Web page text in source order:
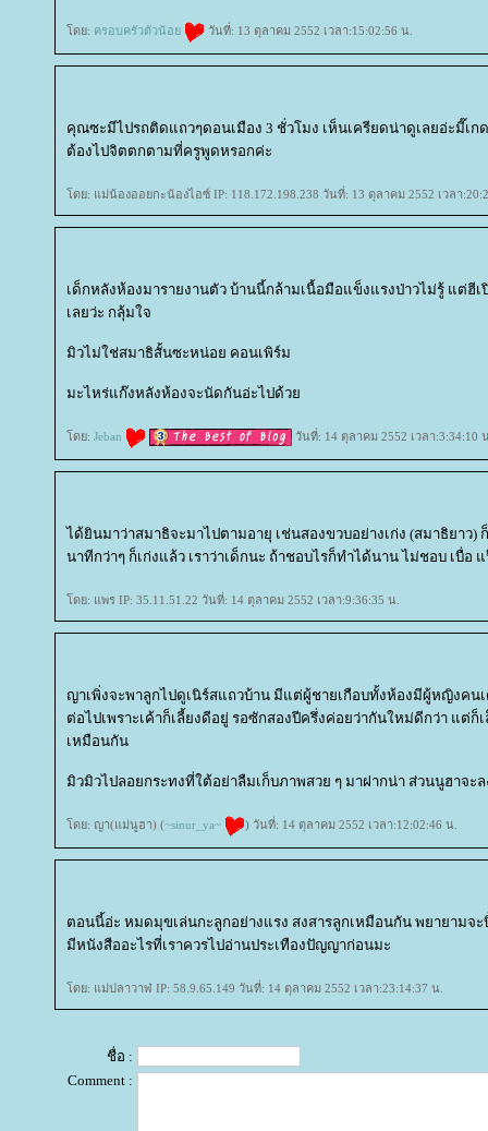
ดย: ครอบครัวตัวน้อ วันที่: 13 ตุลาคม 2552 เวลา:15:02:56 น.
คุณซะมีไปรถติดแถวๆดอนเมือง 3 ชั่วโมง เห็นเครียดน่าดูเลยอ่ะมี๊เก
ต้องไปจิตตกตามที่ครูพูดหรอกค่ะ
ดย: แม่น้องออยกะน้องไอซ์ IP: 118.172.198.238 วันที่: 13 ตุลาคม 2552 เวลา
เด็กหลังห้องมารายงานตัว บ้านนี้กล้ามเนื้อมือแข็งแรงป่าวไม่รู้ แต่ฮี
เลยว่ะ กลุ้มใจ
มิวไม่ใช่สมาธิสั้นซะหน่อย คอนเพิร์ม
มะไหร่แก๊งหลังห้องจะนัดกันอ่ะไปด้ว
ดย: Jeban วันที่: 14 ตุลาคม 2552 เวลา:3:34:10
ได้ยินมาว่าสมาธิจะมาไปตามอายุ เช่นสองขวบอย่างเก่ง (สมาธิยา
นาทีกว่าๆ ก็เก่งแล้ว เราว่าเด็กนะ ถ้าชอบไรก็ทำได้นาน ไม่ชอบ เบื่อ
ดย: แพร IP: 35.11.51.22 วันที่: 14 ตุลาคม 2552 เวลา:9:36:35 น.
ญาเพิ่งจะพาลูกไปดูเนิร์สแถวบ้าน มีแต่ผู้ชายเกือบทั้งห้องมีผู้หญิงคน
ต่อไปเพราะเค้าก็เลี้ยงดีอยู่ รอซักสองปีครึ่งค่อยว่ากันใหม่ดีกว่า แต่ก็
เหมือนกัน
มิวมิวไปลอยกระทงที่ใต้อย่าลืมเก็บภาพสวย ๆ มาฝากน่า ส่วนนูฮาจะ
ดย: ญา(แม่นูฮา) (~sinur_ya~ ) วันที่: 14 ตุลาคม 2552 เวลา:12:02:46 น.
ตอนนี้อ่ะ หมดมุขเล่นกะลูกอย่างแรง สงสารลูกเหมือนกัน พยายามจะ
มีหนังสืออะไรที่เราควรไปอ่านประเทืองปัญญาก่อนมะ
ดย: แม่ปลาวาฬ IP: 58.9.65.149 วันที่: 14 ตุลาคม 2552 เวลา:23:14:37 น.
ชื่อ :
Comment :